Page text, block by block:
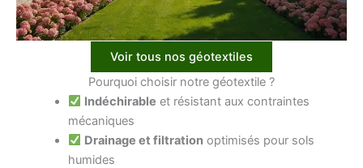
Voir tous nos géotextiles
Pourquoi choisir notre géotextile ?
Indéchirable et résistant aux contraintes
mécaniques
Drainage et filtration optimisés pour sols
humides